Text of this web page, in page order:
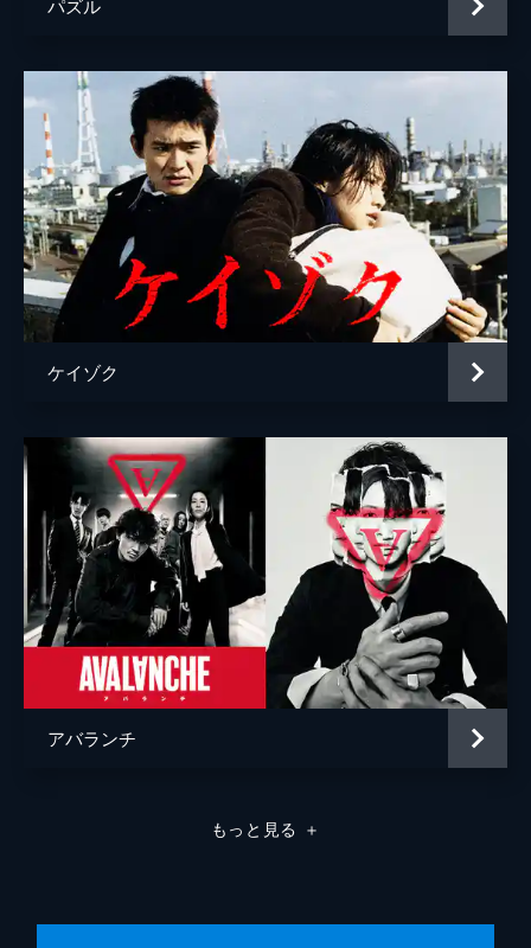
ケイゾク
アバランチ
もっと見る ＋